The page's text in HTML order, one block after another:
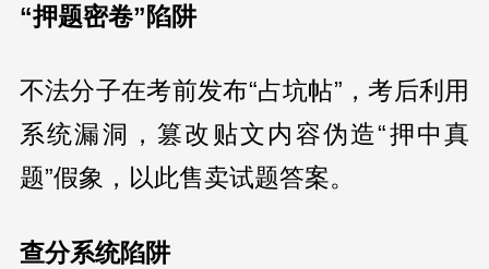
“押题密卷”陷阱
不法分子在考前发布“占坑帖”，考后利用
系统漏洞，篡改贴文内容伪造“押中真
题”假象，以此售卖试题答案。
查分系统陷阱